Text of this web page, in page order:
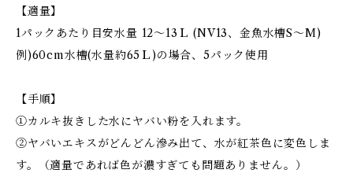
【適量】
1パックあたり目安水量 12～13Ｌ (NV13、金魚水槽S～M)
例)60cm水槽(水量約65Ｌ)の場合、5パック使用
【手順】
①カルキ抜きした水にヤバい粉を入れます。
②ヤバいエキスがどんどん滲み出て、水が紅茶色に変色しま
す。（適量であれば色が濃すぎても問題ありません。）